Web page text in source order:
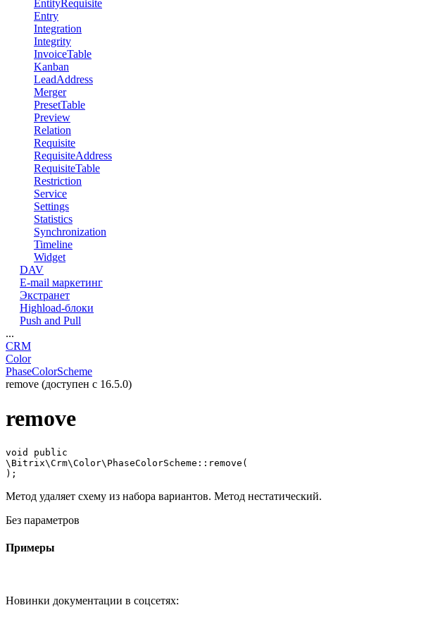
EntityRequisite
Entry
Integration
Integrity
InvoiceTable
Kanban
LeadAddress
Merger
PresetTable
Preview
Relation
Requisite
RequisiteAddress
RequisiteTable
Restriction
Service
Settings
Statistics
Synchronization
Timeline
Widget
DAV
E-mail маркетинг
Экстранет
Highload-блоки
Push and Pull
...
CRM
Color
PhaseColorScheme
remove (доступен с 16.5.0)
remove
void public
\Bitrix\Crm\Color\PhaseColorScheme::remove(
Метод удаляет схему из набора вариантов. Метод нестатический.
Без параметров
Примеры
Новинки документации в соцсетях: